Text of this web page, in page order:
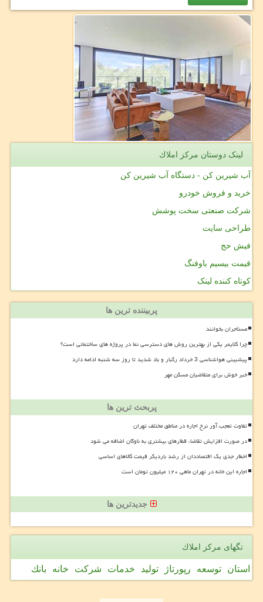
لینک دوستان مركز املاك
آب شیرین کن - دستگاه آب شیرین کن
خرید و فروش خودرو
شرکت صنعتی سخت پوشش
طراحی سایت
فیش حج
قیمت بیسیم باوفنگ
کوتاه کننده لینک
پربیننده ترین ها
مستأجران بخوانند
چرا کلایمر یکی از بهترین روش های دسترسی نما در پروژه های ساختمانی است؟
پیشبینی هواشناسی 3 خرداد رگبار و باد شدید تا روز سه شنبه ادامه دارد
خبر خوش برای متقاضیان مسکن مهر
پربحث ترین ها
تفاوت تعجب آور نرخ اجاره در مناطق مختلف تهران
در صورت افزایش تقاضا، قطارهای بیشتری به ناوگان اضافه می شود
اخطار جدی یک اقتصاددان از رشد باردیگر قیمت کالاهای اساسی
اجاره این خانه در تهران ماهی ۱۲۰ میلیون تومان است
جدیدترین ها
تگهای مركز املاك
استان توسعه رپورتاژ تولید خدمات شركت خانه بانك